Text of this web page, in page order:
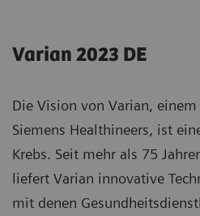
Varian 2023 DE
Die Vision von Varian,
Siemens Healthineers, ist
Krebs. Seit mehr als 75
liefert Varian innovative
mit denen